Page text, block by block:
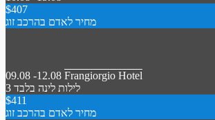
$407
מחיר לאדם בהרכב זוג
09.08 -12.08 Frangiorgio Hotel
3 לילות לינה בלבד
$411
מחיר לאדם בהרכב זוג